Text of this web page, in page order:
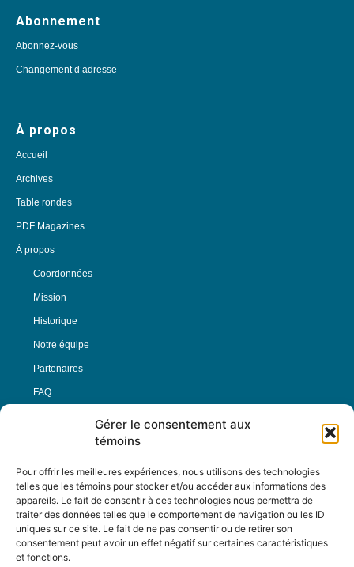
Gérer le consentement aux
témoins
Pour offrir les meilleures expériences, nous utilisons des technologies
telles que les témoins pour stocker et/ou accéder aux informations des
appareils. Le fait de consentir à ces technologies nous permettra de
traiter des données telles que le comportement de navigation ou les ID
uniques sur ce site. Le fait de ne pas consentir ou de retirer son
consentement peut avoir un effet négatif sur certaines caractéristiques
et fonctions.
Abonnement
Abonnez-vous
Changement d’adresse
À propos
Accueil
Archives
Table rondes
PDF Magazines
À propos
Coordonnées
Mission
Historique
Notre équipe
Partenaires
FAQ
Nous Suivre